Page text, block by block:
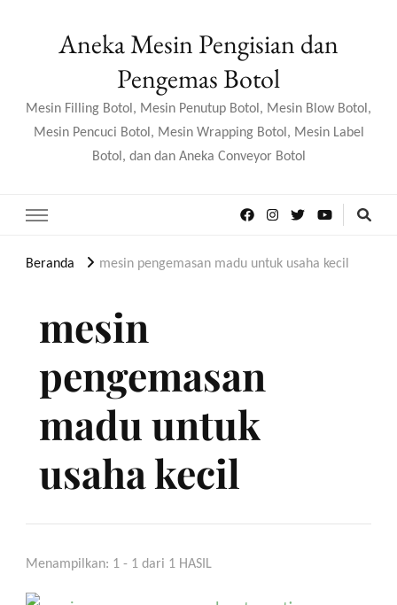
Aneka Mesin Pengisian dan
Pengemas Botol
Mesin Filling Botol, Mesin Penutup Botol, Mesin Blow Botol,
Mesin Pencuci Botol, Mesin Wrapping Botol, Mesin Label
Botol, dan dan Aneka Conveyor Botol
Beranda mesin pengemasan madu untuk usaha kecil
mesin
pengemasan
madu untuk
usaha kecil
Menampilkan: 1 - 1 dari 1 HASIL